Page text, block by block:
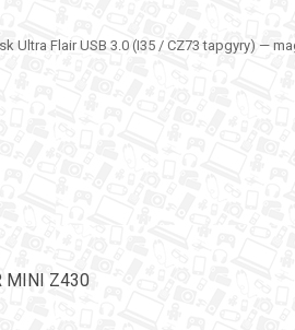
Ultra Flair USB 3.0 (I35 / CZ73 tapgyry) —
MINI Z430